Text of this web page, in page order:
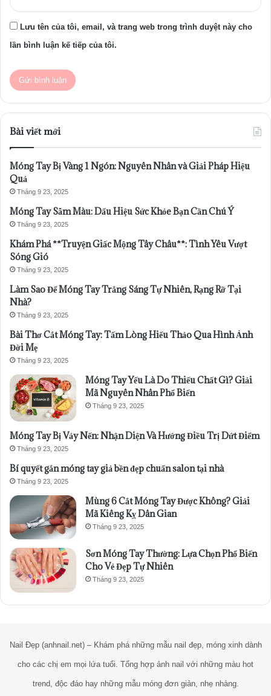
Lưu tên của tôi, email, và trang web trong trình duyệt này cho
lần bình luận kế tiếp của tôi.
Bài viết mới
Móng Tay Bị Vàng 1 Ngón: Nguyên Nhân và Giải Pháp Hiệu
Quả
Tháng 9 23, 2025
Móng Tay Sẫm Màu: Dấu Hiệu Sức Khỏe Bạn Cần Chú Ý
Tháng 9 23, 2025
Khám Phá **Truyện Giấc Mộng Tây Châu**: Tình Yêu Vượt
Sóng Gió
Tháng 9 23, 2025
Làm Sao Để Móng Tay Trắng Sáng Tự Nhiên, Rạng Rỡ Tại
Nhà?
Tháng 9 23, 2025
Bài Thơ Cắt Móng Tay: Tấm Lòng Hiếu Thảo Qua Hình Ảnh
Đời Mẹ
Tháng 9 23, 2025
Móng Tay Yếu Là Do Thiếu Chất Gì? Giải
Mã Nguyên Nhân Phổ Biến
Tháng 9 23, 2025
Móng Tay Bị Vảy Nến: Nhận Diện Và Hướng Điều Trị Dứt Điểm
Tháng 9 23, 2025
Bí quyết gắn móng tay giả bền đẹp chuẩn salon tại nhà
Tháng 9 23, 2025
Mùng 6 Cắt Móng Tay Được Không? Giải
Mã Kiêng Kỵ Dân Gian
Tháng 9 23, 2025
Sơn Móng Tay Thường: Lựa Chọn Phổ Biến
Cho Vẻ Đẹp Tự Nhiên
Tháng 9 23, 2025
Nail Đẹp (anhnail.net) – Khám phá những mẫu nail đẹp, móng xinh dành
cho các chị em mọi lứa tuổi. Tổng hợp ảnh nail với những màu hot
trend, độc đáo hay những mẫu móng đơn giản, nhẹ nhàng.